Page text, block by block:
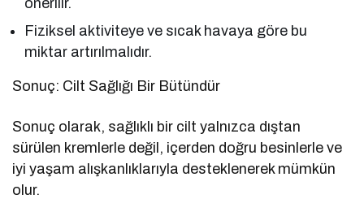
Fiziksel aktiviteye ve sıcak havaya göre bu
miktar artırılmalıdır.
Sonuç: Cilt Sağlığı Bir Bütündür
Sonuç olarak, sağlıklı bir cilt yalnızca dıştan
sürülen kremlerle değil, içerden doğru besinlerle ve
iyi yaşam alışkanlıklarıyla desteklenerek mümkün
olur.